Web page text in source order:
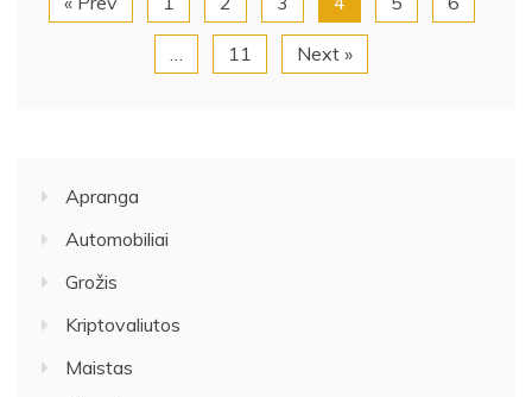
« Prev 1 2 3 4 5 6
… 11 Next »
Apranga
Automobiliai
Grožis
Kriptovaliutos
Maistas